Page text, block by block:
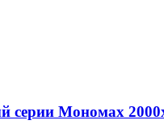
серии Мономах